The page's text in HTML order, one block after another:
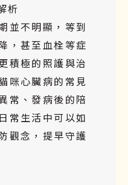
析
並不明顯，等到
，甚至血栓等症
積極的照護與治
咪心臟病的常見
常、發病後的陪
常生活中可以如
觀念，提早守護